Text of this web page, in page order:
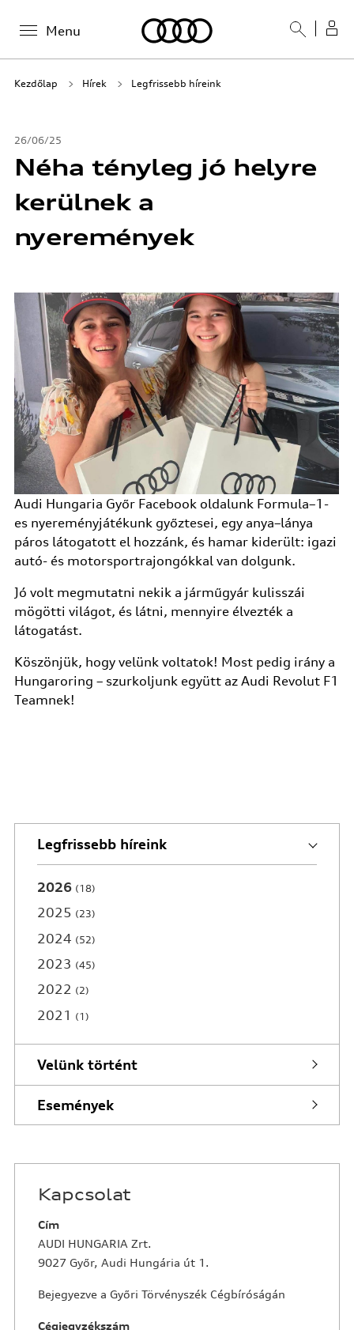
Menu
Kezdőlap Hírek Legfrissebb híreink
26/06/25
Néha tényleg jó helyre
kerülnek a
nyeremények
Audi Hungaria Győr Facebook oldalunk Formula–1-
es nyereményjátékunk győztesei, egy anya–lánya
páros látogatott el hozzánk, és hamar kiderült: igazi
autó- és motorsportrajongókkal van dolgunk.
Jó volt megmutatni nekik a járműgyár kulisszái
mögötti világot, és látni, mennyire élvezték a
látogatást.
Köszönjük, hogy velünk voltatok! Most pedig irány a
Hungaroring – szurkoljunk együtt az Audi Revolut F1
Teamnek!
Legfrissebb híreink
2026 18
2025 23
2024 52
2023 45
2022 2
2021 1
Velünk történt
Események
Kapcsolat
Cím
AUDI HUNGARIA Zrt.
9027 Győr, Audi Hungária út 1.
Bejegyezve a Győri Törvényszék Cégbíróságán
Cégjegyzékszám